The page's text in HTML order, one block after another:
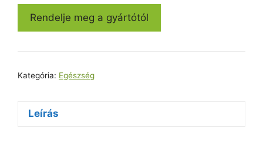
Rendelje meg a gyártótól
Kategória: Egészség
Leírás